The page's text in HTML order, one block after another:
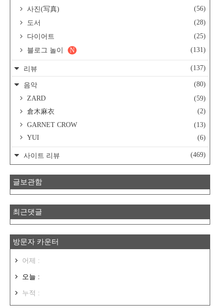
사진(写真)
(56)
도서
(28)
다이어트
(25)
블로그 놀이
(131)
N
리뷰 (137)
음악
(80)
ZARD
(59)
倉木麻衣
(2)
GARNET CROW
(13)
YUI
(6)
사이트 리뷰 (469)
글보관함
최근댓글
방문자 카운터
어제 :
오늘 :
누적 :